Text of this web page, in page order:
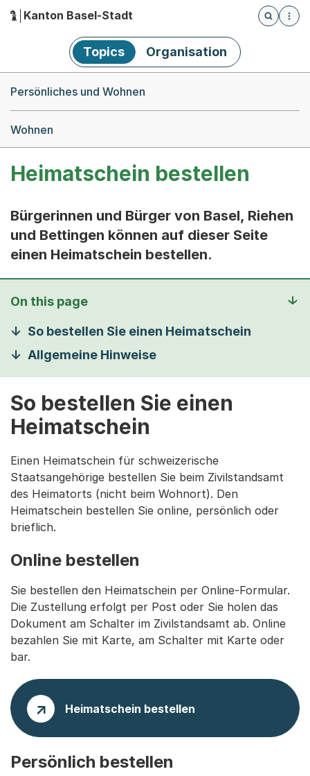
Hauptnavigation
Kanton Basel-Stadt
Öffnet
Topics Organisation
Persönliches und Wohnen
Wohnen
Heimatschein bestellen
Bürgerinnen und Bürger von Basel, Riehen
und Bettingen können auf dieser Seite
einen Heimatschein bestellen.
On this page
So bestellen Sie einen Heimatschein
Allgemeine Hinweise
So bestellen Sie einen
Heimatschein
Einen Heimatschein für schweizerische
Staatsangehörige bestellen Sie beim Zivilstandsamt
des Heimatorts (nicht beim Wohnort). Den
Heimatschein bestellen Sie online, persönlich oder
brieflich.
Online bestellen
Sie bestellen den Heimatschein per Online-Formular.
Die Zustellung erfolgt per Post oder Sie holen das
Dokument am Schalter im Zivilstandsamt ab. Online
bezahlen Sie mit Karte, am Schalter mit Karte oder
bar.
Heimatschein bestellen
Persönlich bestellen